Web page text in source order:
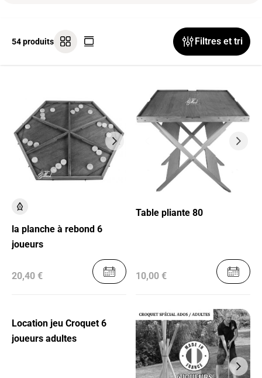
54 produits Filtres et tri
la planche à rebond 6
joueurs
20,40 €
Table pliante 80
10,00 €
Location jeu Croquet 6
joueurs adultes